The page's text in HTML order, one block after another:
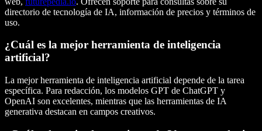
directorio de tecnología de IA, información de precios y términos de
uso.
¿Cuál es la mejor herramienta de inteligencia
artificial?
La mejor herramienta de inteligencia artificial depende de la tarea
específica. Para redacción, los modelos GPT de ChatGPT y
OpenAI son excelentes, mientras que las herramientas de IA
generativa destacan en campos creativos.